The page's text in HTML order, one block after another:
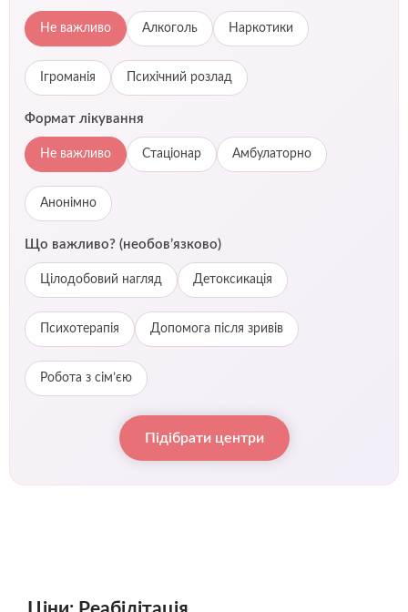
Не важливо Алкоголь Наркотики
Ігроманія Психічний розлад
Формат лікування
Не важливо Стаціонар Амбулаторно
Анонімно
Що важливо? (необов’язково)
Цілодобовий нагляд Детоксикація
Психотерапія Допомога після зривів
Робота з сім’єю
Підібрати центри